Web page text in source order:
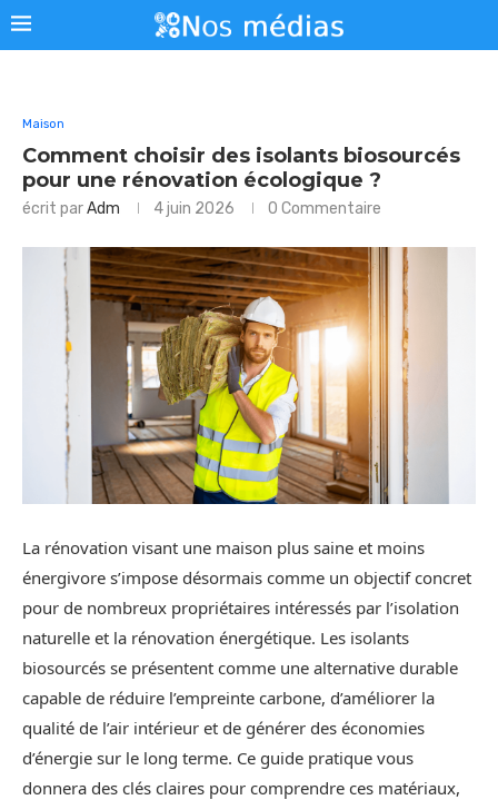
Maison
Comment choisir des isolants biosourcés
pour une rénovation écologique ?
écrit parAdm 4 juin 2026 0 Commentaire
La rénovation visant une maison plus saine et moins
énergivore s’impose désormais comme un objectif concret
pour de nombreux propriétaires intéressés par l’isolation
naturelle et la rénovation énergétique. Les isolants
biosourcés se présentent comme une alternative durable
capable de réduire l’empreinte carbone, d’améliorer la
qualité de l’air intérieur et de générer des économies
d’énergie sur le long terme. Ce guide pratique vous
donnera des clés claires pour comprendre ces matériaux,